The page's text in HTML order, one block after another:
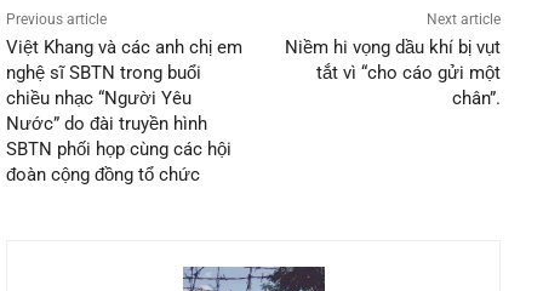
Previous article
Việt Khang và các anh chị em
nghệ sĩ SBTN trong buổi
chiều nhạc “Người Yêu
Nước” do đài truyền hình
SBTN phối họp cùng các hội
đoàn cộng đồng tổ chức
Next article
Niềm hi vọng dầu khí bị vụt
tắt vì “cho cáo gửi một
chân”.